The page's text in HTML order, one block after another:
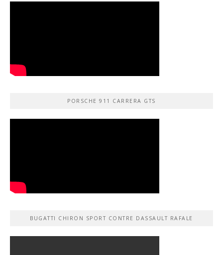
PORSCHE 911 CARRERA GTS
BUGATTI CHIRON SPORT CONTRE DASSAULT RAFALE